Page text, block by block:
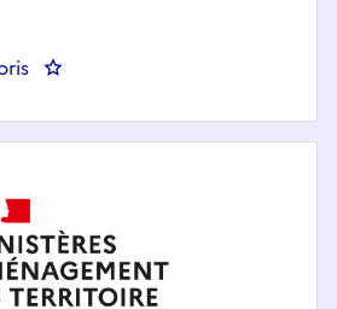
: Chargé-e de mission IA et